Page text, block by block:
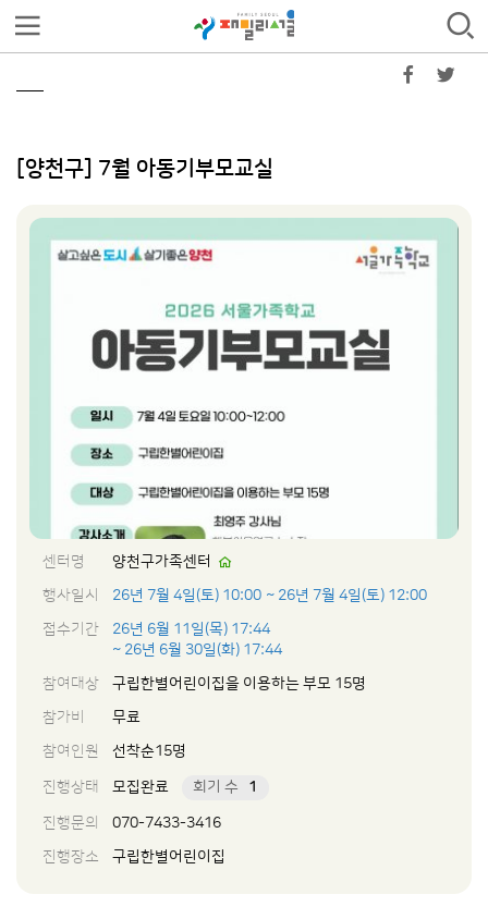
[양천구] 7월 아동기부모교실
센터명
양천구가족센터
행사일시
26년 7월 4일(토) 10:00 ~ 26년 7월 4일(토) 12:00
접수기간
26년 6월 11일(목) 17:44
~ 26년 6월 30일(화) 17:44
참여대상
구립한별어린이집을 이용하는 부모 15명
참가비
무료
참여인원
선착순15명
진행상태 모집완료 회기 수 1
진행문의
070-7433-3416
진행장소
구립한별어린이집